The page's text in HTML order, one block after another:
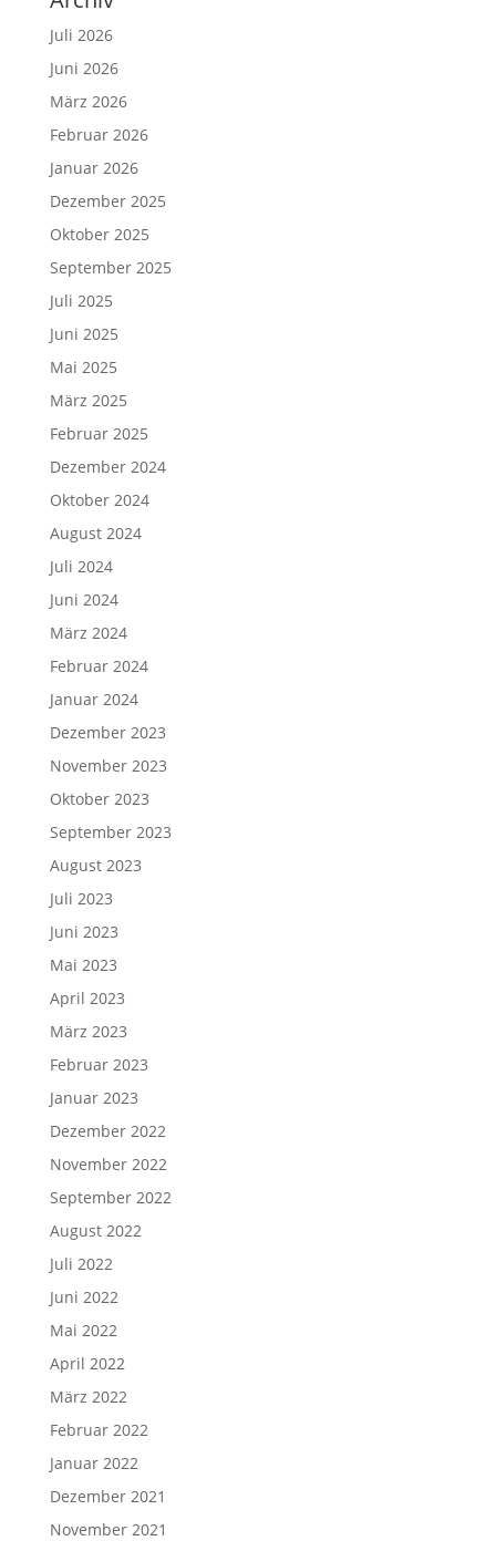
Juli 2026
Juni 2026
März 2026
Februar 2026
Januar 2026
Dezember 2025
Oktober 2025
September 2025
Juli 2025
Juni 2025
Mai 2025
März 2025
Februar 2025
Dezember 2024
Oktober 2024
August 2024
Juli 2024
Juni 2024
März 2024
Februar 2024
Januar 2024
Dezember 2023
November 2023
Oktober 2023
September 2023
August 2023
Juli 2023
Juni 2023
Mai 2023
April 2023
März 2023
Februar 2023
Januar 2023
Dezember 2022
November 2022
September 2022
August 2022
Juli 2022
Juni 2022
Mai 2022
April 2022
März 2022
Februar 2022
Januar 2022
Dezember 2021
November 2021